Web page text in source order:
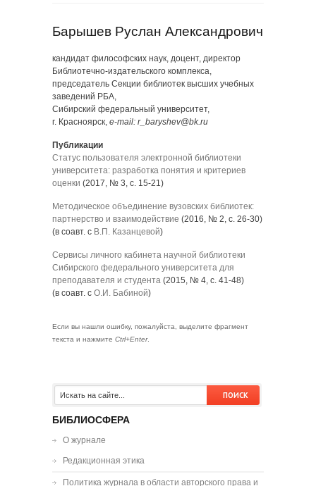
Барышев Руслан Александрович
кандидат философских наук, доцент, директор
Библиотечно-издательского комплекса,
председатель Секции библиотек высших учебных
заведений РБА,
Сибирский федеральный университет,
г. Красноярск, e-mail: r_baryshev@bk.ru
Публикации
Статус пользователя электронной библиотеки
университета: разработка понятия и критериев
оценки (2017, № 3, с. 15-21)
Методическое объединение вузовских библиотек:
партнерство и взаимодействие (2016, № 2, с. 26-30)
(в соавт. с В.П. Казанцевой)
Сервисы личного кабинета научной библиотеки
Сибирского федерального университета для
преподавателя и студента (2015, № 4, с. 41-48)
(в соавт. с О.И. Бабиной)
Если вы нашли ошибку, пожалуйста, выделите фрагмент
текста и нажмите Ctrl+Enter.
БИБЛИОСФЕРА
О журнале
Редакционная этика
Политика журнала в области авторского права и